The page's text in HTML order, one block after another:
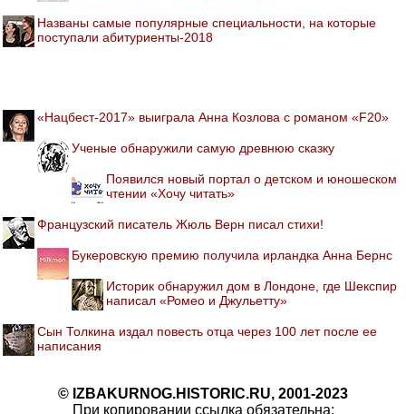
Названы самые популярные специальности, на которые
поступали абитуриенты-2018
«Нацбест-2017» выиграла Анна Козлова с романом «F20»
Ученые обнаружили самую древнюю сказку
Появился новый портал о детском и юношеском
чтении «Хочу читать»
Французский писатель Жюль Верн писал стихи!
Букеровскую премию получила ирландка Анна Бернс
Историк обнаружил дом в Лондоне, где Шекспир
написал «Ромео и Джульетту»
Сын Толкина издал повесть отца через 100 лет после ее
написания
© IZBAKURNOG.HISTORIC.RU, 2001-2023
При копировании ссылка обязательна: